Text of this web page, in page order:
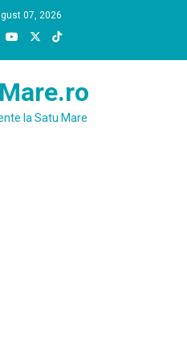
07, 2026
la Satu Mare